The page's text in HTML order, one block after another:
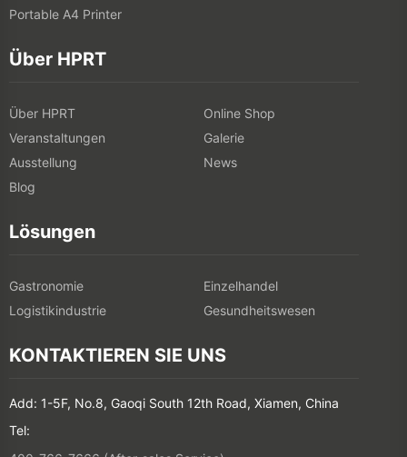
Portable A4 Printer
Über HPRT
Über HPRT
Online Shop
Veranstaltungen
Galerie
Ausstellung
News
Blog
Lösungen
Gastronomie
Einzelhandel
Logistikindustrie
Gesundheitswesen
KONTAKTIEREN SIE UNS
Add: 1-5F, No.8, Gaoqi South 12th Road, Xiamen, China
Tel: